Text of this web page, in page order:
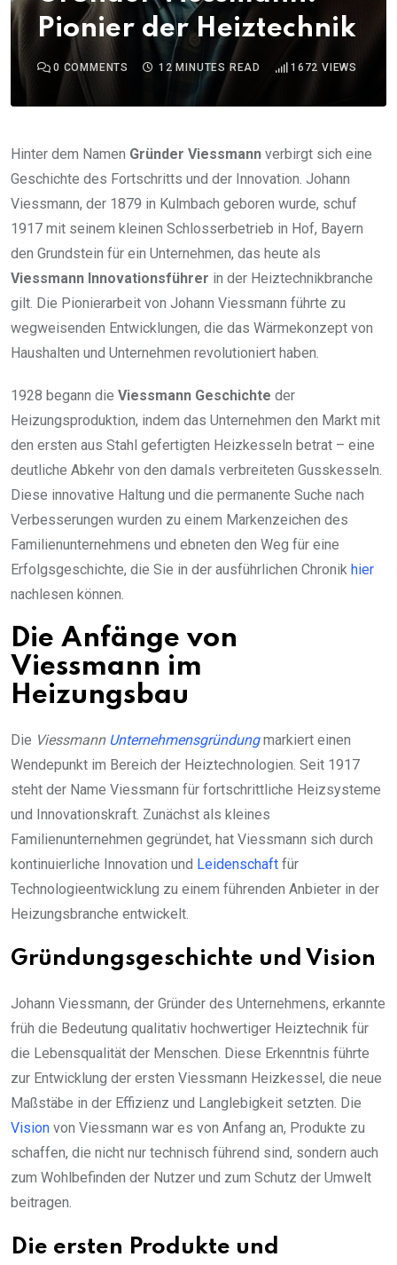
Pionier der Heiztechnik
0 COMMENTS 12 MINUTES READ 1672 VIEWS
Hinter dem Namen Gründer Viessmann verbirgt sich eine
Geschichte des Fortschritts und der Innovation. Johann
Viessmann, der 1879 in Kulmbach geboren wurde, schuf
1917 mit seinem kleinen Schlosserbetrieb in Hof, Bayern
den Grundstein für ein Unternehmen, das heute als
Viessmann Innovationsführer in der Heiztechnikbranche
gilt. Die Pionierarbeit von Johann Viessmann führte zu
wegweisenden Entwicklungen, die das Wärmekonzept von
Haushalten und Unternehmen revolutioniert haben.
1928 begann die Viessmann Geschichte der
Heizungsproduktion, indem das Unternehmen den Markt mit
den ersten aus Stahl gefertigten Heizkesseln betrat – eine
deutliche Abkehr von den damals verbreiteten Gusskesseln.
Diese innovative Haltung und die permanente Suche nach
Verbesserungen wurden zu einem Markenzeichen des
Familienunternehmens und ebneten den Weg für eine
Erfolgsgeschichte, die Sie in der ausführlichen Chronik hier
nachlesen können.
Die Anfänge von
Viessmann im
Heizungsbau
Die Viessmann Unternehmensgründungmarkiert einen
Wendepunkt im Bereich der Heiztechnologien. Seit 1917
steht der Name Viessmann für fortschrittliche Heizsysteme
und Innovationskraft. Zunächst als kleines
Familienunternehmen gegründet, hat Viessmann sich durch
kontinuierliche Innovation und Leidenschaft für
Technologieentwicklung zu einem führenden Anbieter in der
Heizungsbranche entwickelt.
Gründungsgeschichte und Vision
Johann Viessmann, der Gründer des Unternehmens, erkannte
früh die Bedeutung qualitativ hochwertiger Heiztechnik für
die Lebensqualität der Menschen. Diese Erkenntnis führte
zur Entwicklung der ersten Viessmann Heizkessel, die neue
Maßstäbe in der Effizienz und Langlebigkeit setzten. Die
Vision von Viessmann war es von Anfang an, Produkte zu
schaffen, die nicht nur technisch führend sind, sondern auch
zum Wohlbefinden der Nutzer und zum Schutz der Umwelt
beitragen.
Die ersten Produkte und